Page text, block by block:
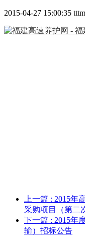
2015-04-27 15:00:35
上一篇 : 2015年
采购项目（第二
下一篇 : 2015年
输）招标公告